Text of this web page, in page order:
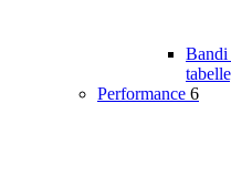
Bandi
Performance 6